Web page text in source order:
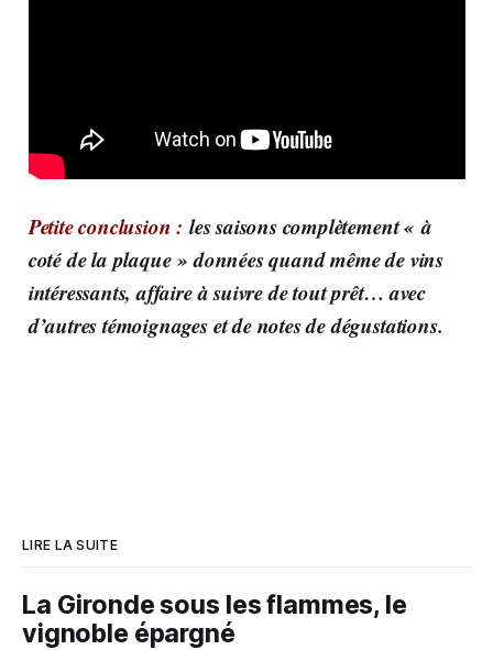
Petite conclusion : les saisons complètement « à
coté de la plaque » données quand même de vins
intéressants, affaire à suivre de tout prêt… avec
d’autres témoignages et de notes de dégustations.
LIRE LA SUITE
La Gironde sous les flammes, le
vignoble épargné